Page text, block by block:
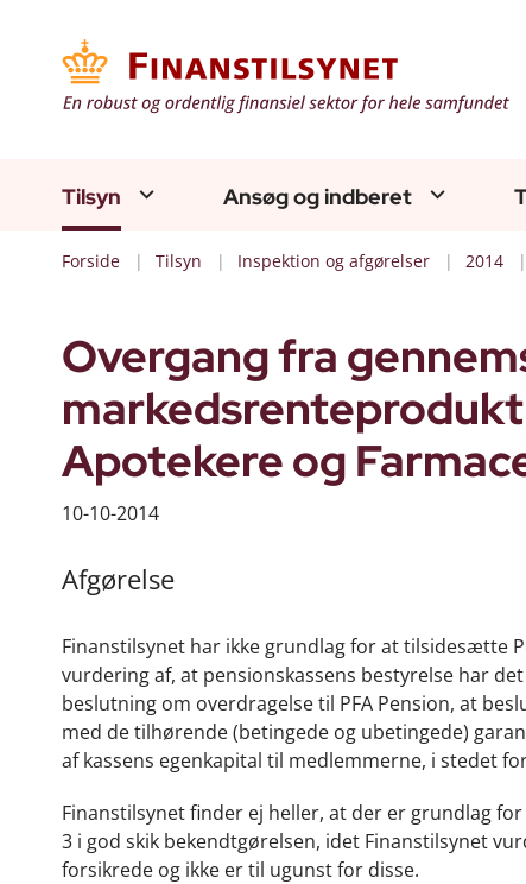
Tilsyn Ansøg og indberet
Forside Tilsyn Inspektion og afgørelser 2014
Overgang fra
Apotekere og
10-10-2014
Afgørelse
Finanstilsynet har ikke grundlag for at tilsidesætte
vurdering af, at pensionskassens bestyrelse har
beslutning om overdragelse til PFA Pension, at
med de tilhørende (betingede og ubetingede)
af kassens egenkapital til medlemmerne, i stedet
Finanstilsynet finder ej heller, at der er grundlag
3 i god skik bekendtgørelsen, idet Finanstilsynet
forsikrede og ikke er til ugunst for disse.